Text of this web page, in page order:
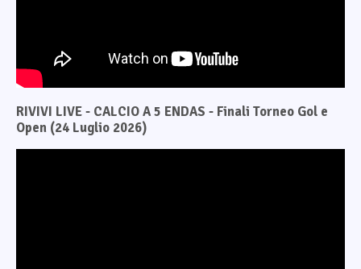
RIVIVI LIVE - CALCIO A 5 ENDAS - Finali Torneo Gol e
Open (24 Luglio 2026)